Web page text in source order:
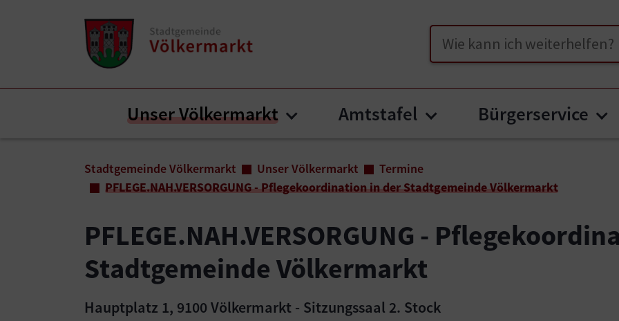
Suche
Unser Völkermarkt Submenu for "Unser Völkermarkt"
Amtstafel Submenu for "Amtstafel"
Bürgerservice
Stadtgemeinde Völkermarkt Unser Völkermarkt
Termine
PFLEGE.NAH.VERSORGUNG - Pflegekoordination in der Stadtgemeinde Völkermarkt
PFLEGE.NAH.VERSORGUNG -
Stadtgemeinde Völkermarkt
Hauptplatz 1, 9100 Völkermarkt - Sitzungssaal 2. Stock